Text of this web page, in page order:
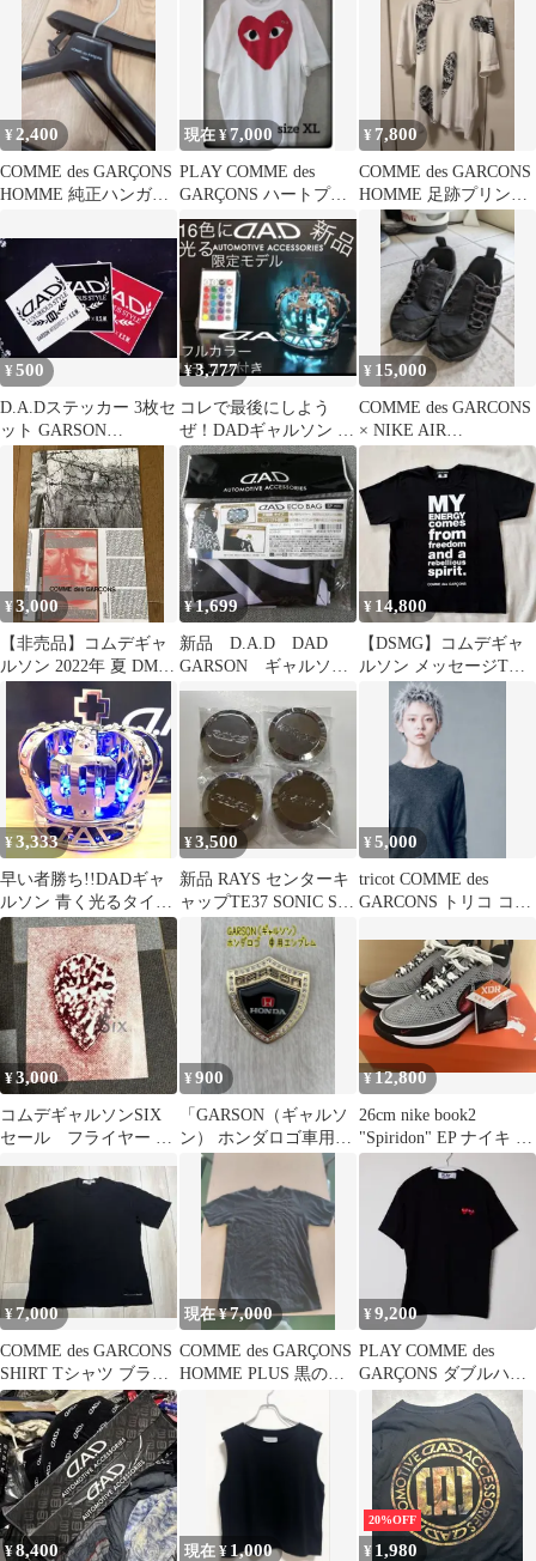
¥ 2,400
COMME des GARÇONS
HOMME 純正ハンガ
現在 ¥7,000
PLAY COMME des
GARÇONS ハートプリ
ント Tシャツ
¥ 7,800
COMME des GARCONS
HOMME 足跡プリント
tシャツ M
¥500
D.A.Dステッカー 3枚セ
ット GARSON
WEBDIRECT×K.S.W.
¥3,777
コレで最後にしよう
ぜ！DADギャルソン 16
色フルカラー遠隔操作
リモコン付き
¥ 15,000
COMME des GARCONS
× NIKE AIR
FOOTSCAPE
¥3,000
【非売品】コムデギャ
ルソン 2022年 夏 DM
アートブック Yusuf
¥1,699
新品 D.A.D DAD
GARSON ギャルソ
ン エコバッグ SPモデ
ル 黒色
¥ 14,800
【DSMG】コムデギャ
ルソン メッセージTシ
ャツ 黒 縦切替 レディ
ースM 美品
¥3,333
早い者勝ち!!DADギャ
ルソン 青く光るタイプ
クラウンUSB電源コー
ド
¥3,500
新品 RAYS センターキ
ャップTE37 SONIC SL
SAGA ce28
¥5,000
tricot COMME des
GARCONS トリコ コム
¥3,000
コムデギャルソンSIX
セール フライヤー 最
¥900
「GARSON（ギャルソ
ン） ホンダロゴ車用エ
ンブレム
¥12,800
26cm nike book2
"Spiridon" EP ナイキ ブ
ック 2
¥7,000
COMME des GARCONS
SHIRT Tシャツ ブラッ
ク
現在 ¥7,000
COMME des GARÇONS
HOMME PLUS 黒の半
袖カットソー
¥9,200
PLAY COMME des
GARÇONS ダブルハー
ト Tシャツ ブラックM
¥8,400 現在 ¥ 1,000
20%OFF
¥ 1,980